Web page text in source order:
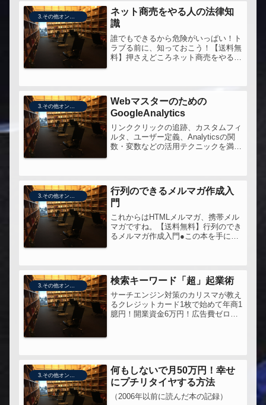
（基本に立ち返る）どの程度の情報
が、...
3.その他オンライン販売技術
ネット商売をやる人の法律知
識
誰でもできるから危険がいっぱい！ト
ラブる前に、知っておこう！【送料無
料】押さえどころネット商売をやる人
3.その他オンライン販売技術
Webマスターのための
GoogleAnalytics
リンククリックの追跡、カスタムフィ
ルタ、ユーザー定義、Analyticsの関
数・変数などの活用テクニックを満
のマーケティ...
行列のできるメルマガ作成入
門
これからはHTMLメルマガ、携帯メル
マガですね。【送料無料】行列のでき
るメルマガ作成入門●この本を手にし
（笑）（サイト上には、写真は載っ...
検索キーワード「超」起業術
サーチエンジン対策のカリスマが教え
るクレジットカード1枚で始めて年商1
臆円！開業資金6万円！広告費ゼロ！
何もしないで月50万円！幸せ
にプチリタイヤする方法
（2006年以前に読んだ本の記録）